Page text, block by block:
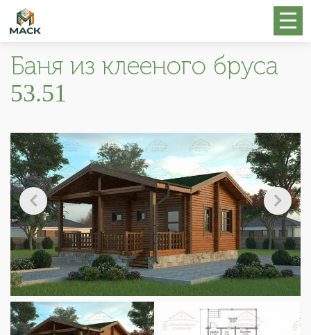
Баня из клееного бруса
53.51